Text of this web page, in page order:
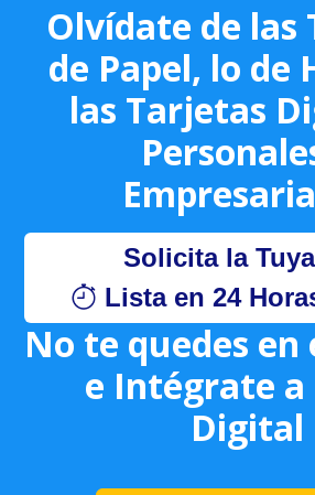
Olvídate de las
de Papel, lo de
las Tarjetas
Solicita la
Lista en 24
No te quedes en
e Intégrate a
Digital